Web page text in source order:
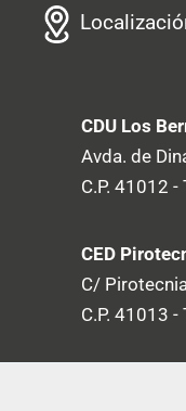
CDU Los
Avda. de
C.P. 41012
CED
C/
C.P. 41013